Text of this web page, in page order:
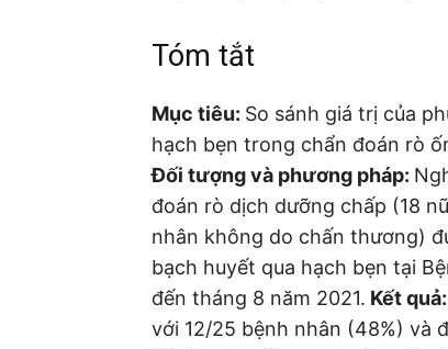
Tóm tắt
Mục tiêu: So sánh giá trị của
hạch bẹn trong chẩn đoán rò
Đối tượng và phương pháp:
đoán rò dịch dưỡng chấp (18
nhân không do chấn thương)
bạch huyết qua hạch bẹn tại
đến tháng 8 năm 2021. Kết quả:
với 12/25 bệnh nhân (48%) và